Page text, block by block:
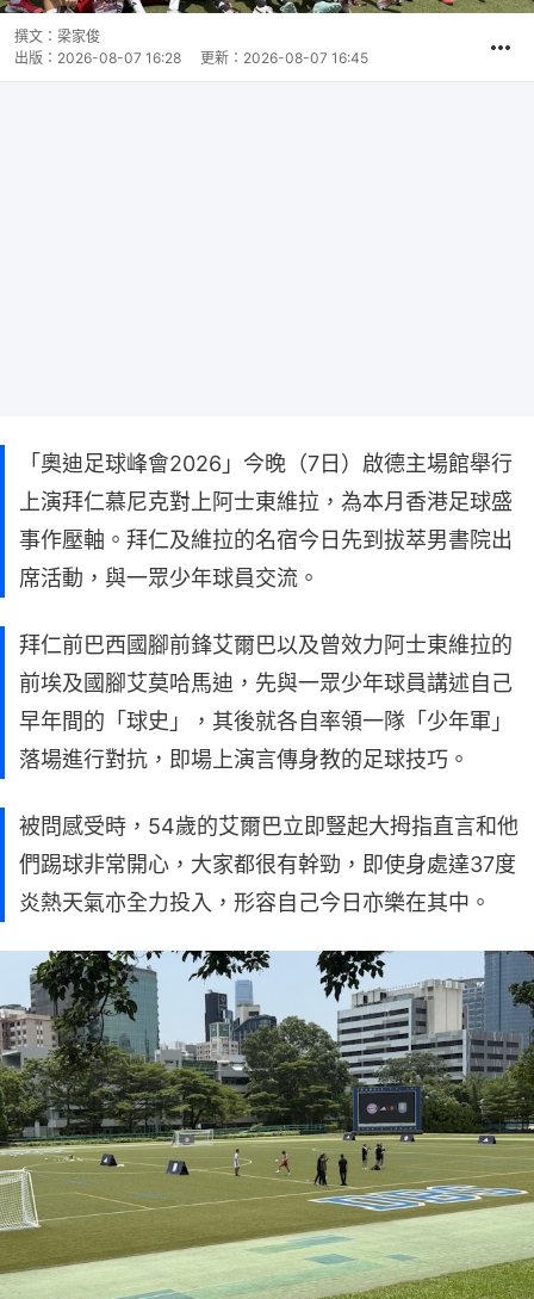
撰文： 梁家俊
出版： 2026-08-07 16:28 更新： 2026-08-07 16:45
「奧迪足球峰會2026」今晚（7日）啟德主場館舉行
上演拜仁慕尼克對上阿士東維拉，為本月香港足球盛
事作壓軸。拜仁及維拉的名宿今日先到拔萃男書院出
席活動，與一眾少年球員交流。
拜仁前巴西國腳前鋒艾爾巴以及曾效力阿士東維拉的
前埃及國腳艾莫哈馬迪，先與一眾少年球員講述自己
早年間的「球史」，其後就各自率領一隊「少年軍」
落場進行對抗，即場上演言傳身教的足球技巧。
被問感受時，54歲的艾爾巴立即豎起大拇指直言和他
們踢球非常開心，大家都很有幹勁，即使身處達37度
炎熱天氣亦全力投入，形容自己今日亦樂在其中。